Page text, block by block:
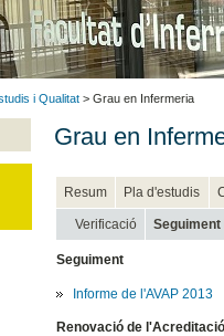
i Qualitat > Grau en Infermeria
Grau en
Resum Pla d'estudis
Verificació
Seguiment
Informe de l'AVAP 2013
Renovació de l'Acreditació